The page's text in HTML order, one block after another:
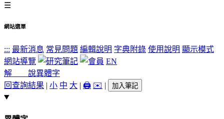
☰
網站選單
::: 最新消息 常見問題 編輯說明 字典附錄 使用說明 顯示模式
網站導覽
EN
解 說異體字
回查詢結果 | 小 中 大 | 🖨️ ✉️ | 加入筆記